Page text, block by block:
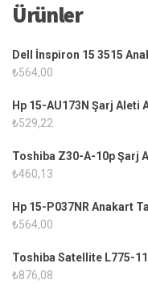
Ürünler
Dell İnspiron 15 3515
₺564,00
Hp 15-AU173N Şarj Aleti
₺529,22
Toshiba Z30-A-10p Şarj
₺460,13
Hp 15-P037NR Anakart
₺564,00
Toshiba Satellite L775-
₺876,08